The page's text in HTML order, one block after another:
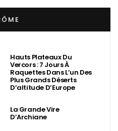
Hauts Plateaux Du
Vercors : 7 Jours À
Raquettes Dans L’un Des
Plus Grands Déserts
D’altitude D’Europe
La Grande Vire
D’Archiane